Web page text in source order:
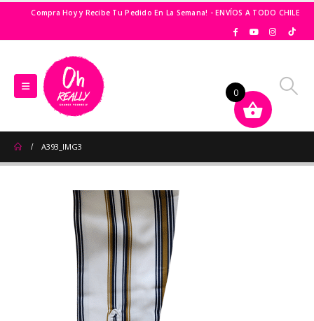
Compra Hoy y Recibe Tu Pedido En La Semana! - ENVÍOS A TODO CHILE
A393_IMG3
0